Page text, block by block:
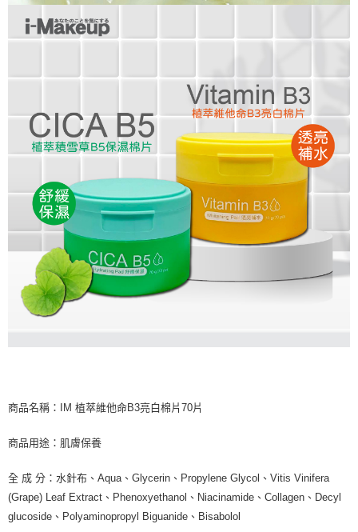
商品名稱：IM 植萃維他命B3亮白棉片70片
商品用途：肌膚保養
全 成 分：水針布、Aqua、Glycerin、Propylene Glycol、Vitis Vinifera
(Grape) Leaf Extract、Phenoxyethanol、Niacinamide、Collagen、Decyl
glucoside、Polyaminopropyl Biguanide、Bisabolol